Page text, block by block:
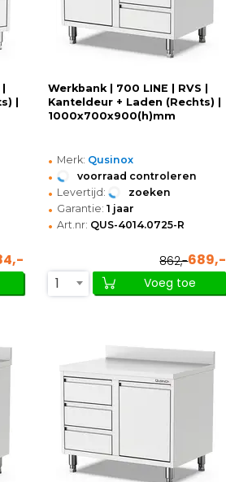
|
Werkbank | 700 LINE | RVS |
Kanteldeur + Laden (Rechts) |
1000x700x900(h)mm
• Merk: Qusinox
• voorraad controleren
• Levertijd: zoeken
• Garantie: 1 jaar
• Art.nr: QUS-4014.0725-R
862,-689,-
1
Voeg toe